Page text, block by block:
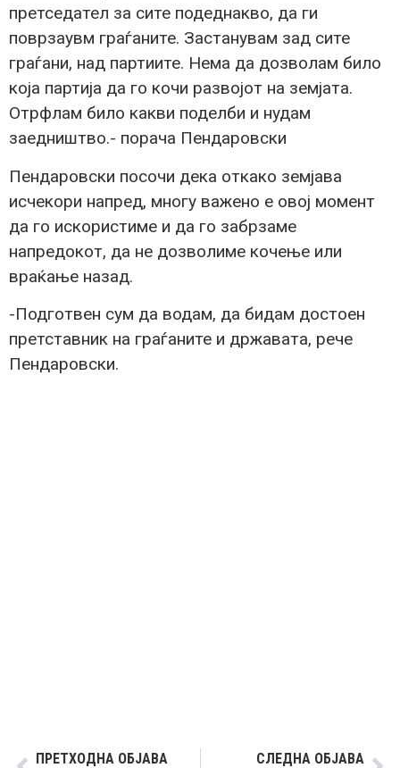
претседател за сите подеднакво, да ги
поврзаувм граѓаните. Застанувам зад сите
граѓани, над партиите. Нема да дозволам било
која партија да го кочи развојот на земјата.
Отрфлам било какви поделби и нудам
заедништво.- порача Пендаровски
Пендаровски посочи дека откако земјава
исчекори напред, многу важено е овој момент
да го искористиме и да го забрзаме
напредокот, да не дозволиме кочење или
враќање назад.
-Подготвен сум да водам, да бидам достоен
претставник на граѓаните и државата, рече
Пендаровски.
ПРЕТХОДНА ОБЈАВА СЛЕДНА ОБЈАВА